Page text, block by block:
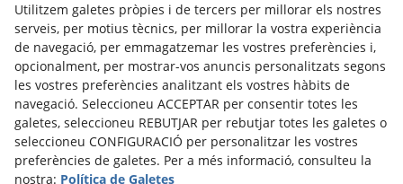
Contacte Seu Alba Jussà:
c/Pau Casals 1 (Pl. Mossén Cassimir)
25620 – Tremp
973650647 / 687697080
albajussa@aalba.cat
www.albajussa.cat
Utilitzem galetes pròpies i de tercers per millorar els nostres
serveis, per motius tècnics, per millorar la vostra experiència
de navegació, per emmagatzemar les vostres preferències i,
opcionalment, per mostrar-vos anuncis personalitzats segons
les vostres preferències analitzant els vostres hàbits de
navegació. Seleccioneu ACCEPTAR per consentir totes les
galetes, seleccioneu REBUTJAR per rebutjar totes les galetes o
seleccioneu CONFIGURACIÓ per personalitzar les vostres
preferències de galetes. Per a més informació, consulteu la
nostra: Política de Galetes